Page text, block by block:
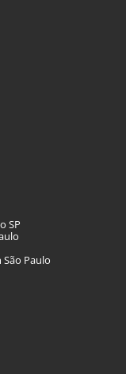
SP
São Paulo